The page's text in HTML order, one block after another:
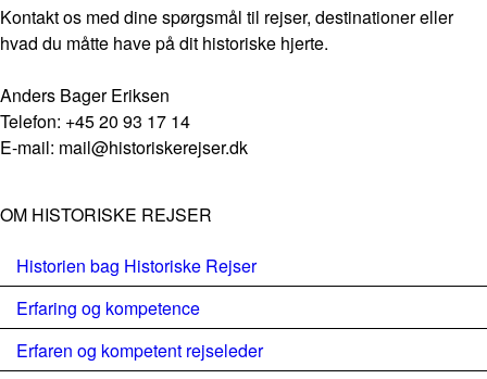
Kontakt os med dine spørgsmål til rejser, destinationer eller
hvad du måtte have på dit historiske hjerte.
Anders Bager Eriksen
Telefon: +45 20 93 17 14
E-mail: mail@historiskerejser.dk
OM HISTORISKE REJSER
Historien bag Historiske Rejser
Erfaring og kompetence
Erfaren og kompetent rejseleder